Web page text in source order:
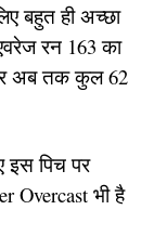
बहुत ही अच्छा
रन 163 का
अब तक कुल 62
इस पिच पर
Overcast भी है